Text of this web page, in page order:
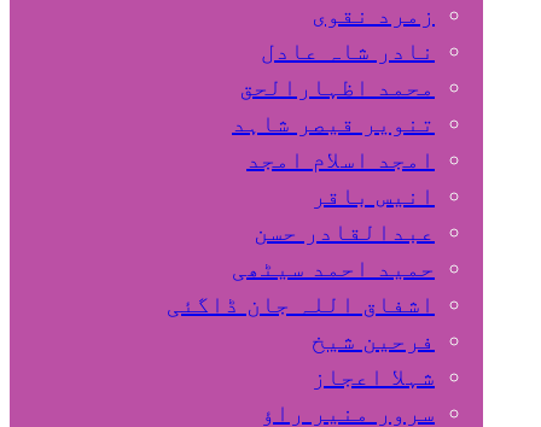
زمرد نقوی
نادر شاہ عادل
محمد اظہارالحق
تنویر قیصر شاہد
امجد اسلام امجد
انیس باقر
عبدالقادر حسن
حمید احمد سیٹھی
اشفاق اللہ جان ڈاگئی
فرحین شیخ
شہلا اعجاز
سرور منیر راؤ